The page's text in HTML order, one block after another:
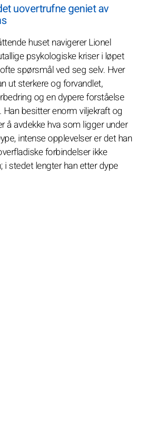
uovertrufne geniet av
huset navigerer Lionel
psykologiske kriser i løpet
spørsmål ved seg selv. Hver
ut sterkere og forvandlet,
og en dypere forståelse
Han besitter enorm viljekraft og
å avdekke hva som ligger under
intense opplevelser er det han
forbindelser ikke
i stedet lengter han etter dype